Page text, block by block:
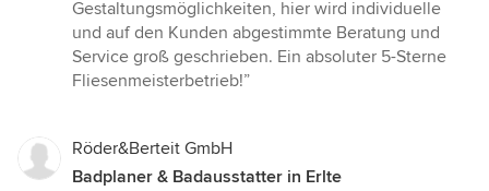
Sternen
Gestaltungsmöglichkeiten, hier wird individuelle
und auf den Kunden abgestimmte Beratung und
Service groß geschrieben. Ein absoluter 5-Sterne
Fliesenmeisterbetrieb!”
Röder&Berteit GmbH
Badplaner & Badausstatter in Erlte